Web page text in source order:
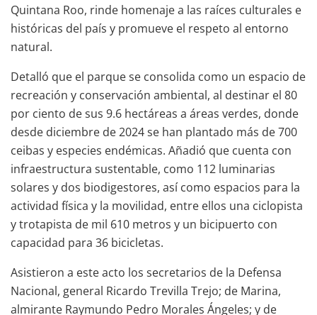
Quintana Roo, rinde homenaje a las raíces culturales e
históricas del país y promueve el respeto al entorno
natural.
Detalló que el parque se consolida como un espacio de
recreación y conservación ambiental, al destinar el 80
por ciento de sus 9.6 hectáreas a áreas verdes, donde
desde diciembre de 2024 se han plantado más de 700
ceibas y especies endémicas. Añadió que cuenta con
infraestructura sustentable, como 112 luminarias
solares y dos biodigestores, así como espacios para la
actividad física y la movilidad, entre ellos una ciclopista
y trotapista de mil 610 metros y un bicipuerto con
capacidad para 36 bicicletas.
Asistieron a este acto los secretarios de la Defensa
Nacional, general Ricardo Trevilla Trejo; de Marina,
almirante Raymundo Pedro Morales Ángeles; y de